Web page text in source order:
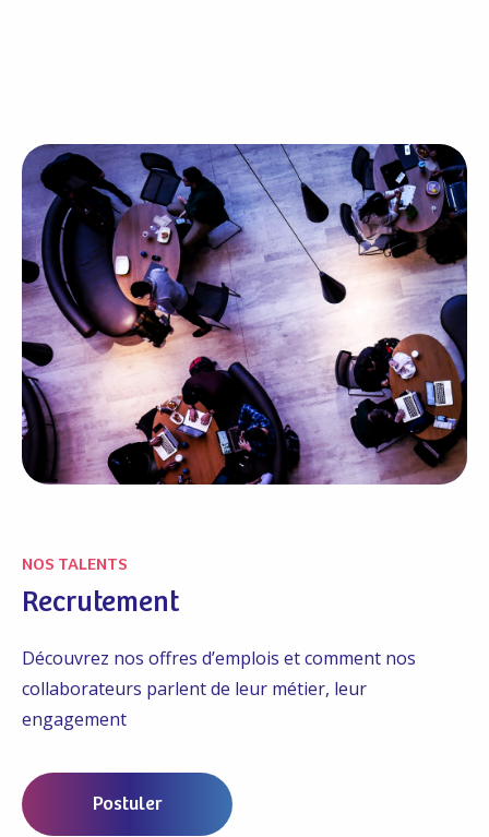
NOS TALENTS
Recrutement
Découvrez nos offres d’emplois et comment nos
collaborateurs parlent de leur métier, leur
engagement
Postuler